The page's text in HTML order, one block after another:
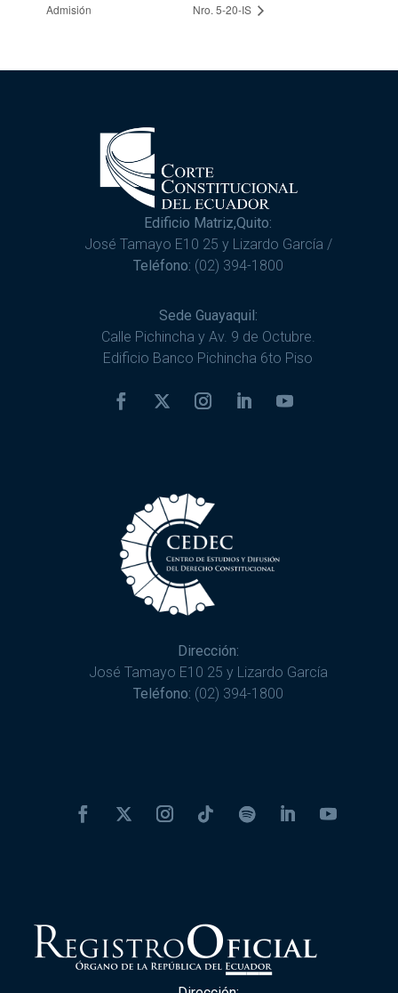
Admisión
Nro. 5-20-IS
Edificio Matriz,Quito:
José Tamayo E10 25 y Lizardo García /
Teléfono: (02) 394-1800
Sede Guayaquil:
Calle Pichincha y Av. 9 de Octubre.
Edificio Banco Pichincha 6to Piso
Dirección:
José Tamayo E10 25 y Lizardo García
Teléfono: (02) 394-1800